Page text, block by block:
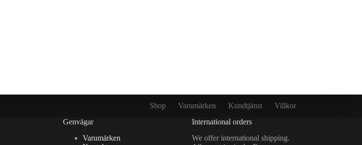
Shop Varumärken Kundtjänst
Villkor
Genvägar
Varumärken
International orders
We offer international shipping.